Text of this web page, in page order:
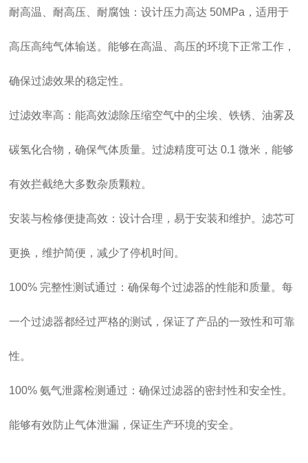
耐高温、耐高压、耐腐蚀：设计压力高达 50MPa，适用于
高压高纯气体输送。能够在高温、高压的环境下正常工作，
确保过滤效果的稳定性。
过滤效率高：能高效滤除压缩空气中的尘埃、铁锈、油雾及
碳氢化合物，确保气体质量。过滤精度可达 0.1 微米，能够
有效拦截绝大多数杂质颗粒。
安装与检修便捷高效：设计合理，易于安装和维护。滤芯可
更换，维护简便，减少了停机时间。
100% 完整性测试通过：确保每个过滤器的性能和质量。每
一个过滤器都经过严格的测试，保证了产品的一致性和可靠
性。
100% 氨气泄露检测通过：确保过滤器的密封性和安全性。
能够有效防止气体泄漏，保证生产环境的安全。